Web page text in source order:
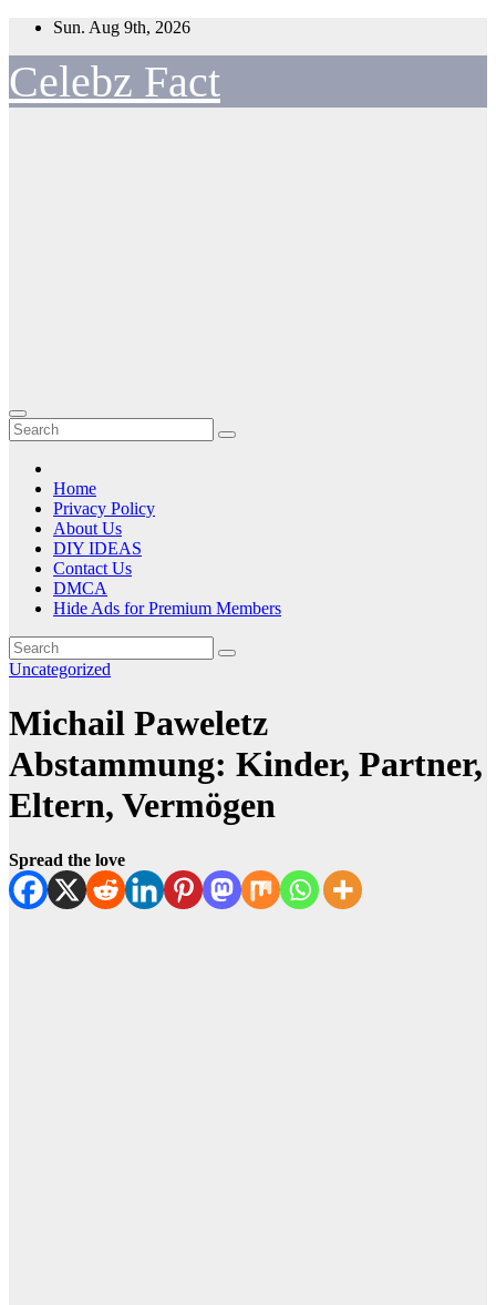
Skip
content
Sun. Aug 9th, 2026
Celebz Fact
Home
Privacy Policy
About Us
DIY IDEAS
Contact Us
DMCA
Hide Ads for Premium Members
Uncategorized
Michail Paweletz
Abstammung: Kinder, Partner,
Eltern, Vermögen
Spread the love